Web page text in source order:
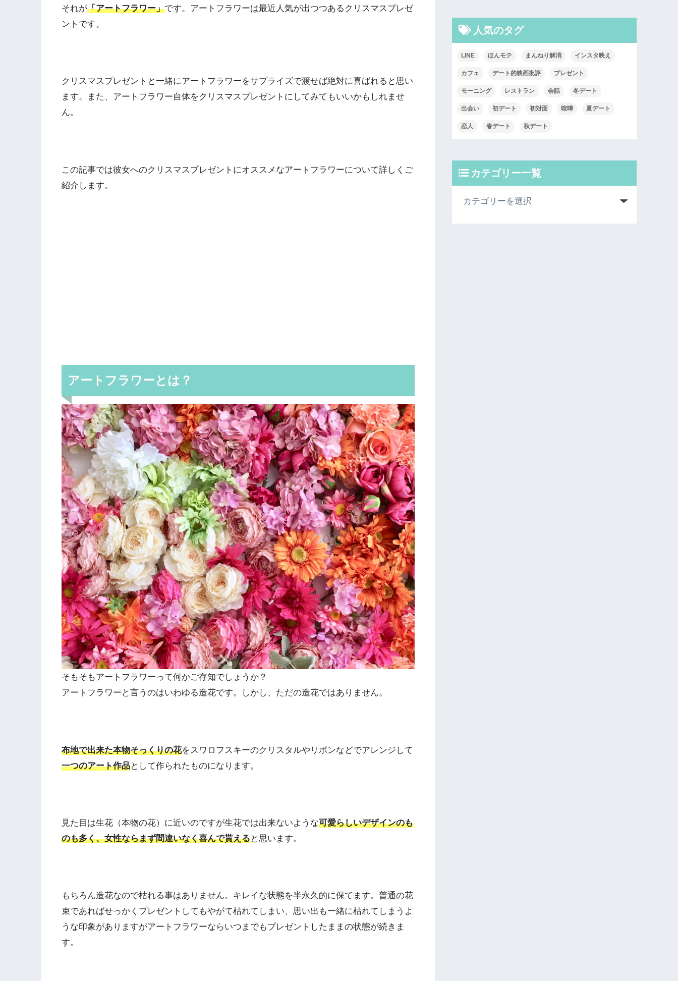
それが「アートフラワー」です。アートフラワーは最近人気が出つつあるクリスマスプレゼ
ントです。
クリスマスプレゼントと一緒にアートフラワーをサプライズで渡せば絶対に喜ばれると思い
ます。また、アートフラワー自体をクリスマスプレゼントにしてみてもいいかもしれませ
ん。
この記事では彼女へのクリスマスプレゼントにオススメなアートフラワーについて詳しくご
紹介します。
アートフラワーとは？
そもそもアートフラワーって何かご存知でしょうか？
アートフラワーと言うのはいわゆる造花です。しかし、ただの造花ではありません。
布地で出来た本物そっくりの花をスワロフスキーのクリスタルやリボンなどでアレンジして
一つのアート作品として作られたものになります。
見た目は生花（本物の花）に近いのですが生花では出来ないような可愛らしいデザインのも
のも多く、女性ならまず間違いなく喜んで貰えると思います。
もちろん造花なので枯れる事はありません。キレイな状態を半永久的に保てます。普通の花
束であればせっかくプレゼントしてもやがて枯れてしまい、思い出も一緒に枯れてしまうよ
うな印象がありますがアートフラワーならいつまでもプレゼントしたままの状態が続きま
す。
人気のタグ
LINE ほんモテ まんねり解消 インスタ映え
カフェ デート的映画批評 プレゼント
モーニング レストラン 会話 冬デート
出会い 初デート 初対面 喧嘩 夏デート
恋人 春デート 秋デート
カテゴリー一覧